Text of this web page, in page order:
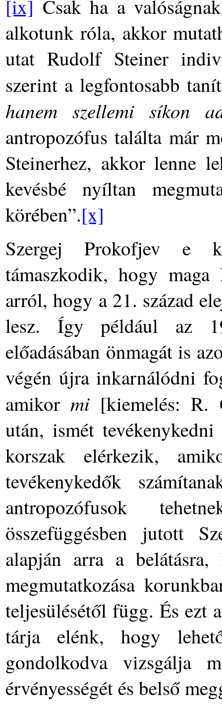
[ix] Csak ha a
alkotunk róla, akkor
utat Rudolf Steiner
szerint a legfontosabb
hanem szellemi síkon
antropozófus találta már
Steinerhez, akkor lenne
kevésbé nyíltan
körében”.[x]
Szergej Prokofjev e
támaszkodik, hogy
arról, hogy a 21. század
lesz. Így például az
előadásában önmagát is
végén újra inkarnálódni
amikormi [kiemelés: R.
után, ismét
korszak elérkezik,
tevékenykedők
antropozófusok
összefüggésben jutott
alapján arra a
megmutatkozása
teljesülésétől függ. És ezt
tárja elénk, hogy
gondolkodva vizsgálja
érvényességét és belső